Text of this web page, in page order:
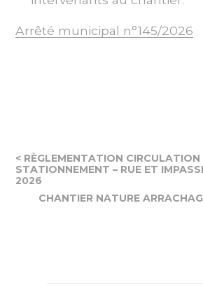
Arrêté municipal n°145/2026
< RÈGLEMENTATION CIRCULATION
STATIONNEMENT – RUE ET
2026
CHANTIER NATURE